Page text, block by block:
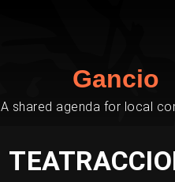
Gancio
A shared agenda for local